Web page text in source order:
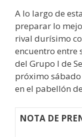
A lo largo de
preparar lo
rival durísimo
encuentro entre
del Grupo I de
próximo
en el pabellón
NOTA DE